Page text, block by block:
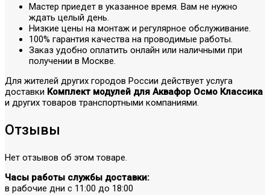
Мастер приедет в указанное время. Вам не нужно
ждать целый день.
Низкие цены на монтаж и регулярное обслуживание.
100% гарантия качества на проводимые работы.
Заказ удобно оплатить онлайн или наличными при
получении в Москве.
Для жителей других городов России действует услуга
доставки Комплект модулей для Аквафор Осмо Классика
и других товаров транспортными компаниями.
Отзывы
Нет отзывов об этом товаре.
Часы работы службы доставки:
в рабочие дни с 11:00 до 18:00